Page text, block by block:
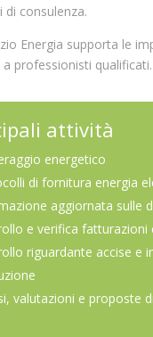
di consulenza.
Energia supporta le
professionisti qualificati.
attività
energetico
di fornitura energia
aggiornata sulle
e verifica fatturazioni
riguardante accise e
valutazioni e proposte